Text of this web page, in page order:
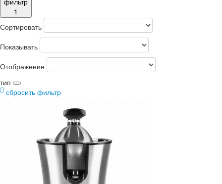
1
Сортировать
Показывать
Отображение
тип
сбросить фильтр